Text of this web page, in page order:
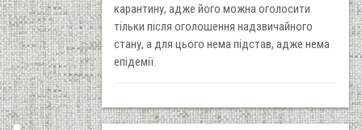
карантину, адже його можна оголосити
тільки після оголошення надзвичайного
стану, а для цього нема підстав, адже нема
епідемії.